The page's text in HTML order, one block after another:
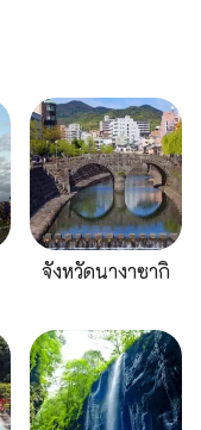
จังหวัดนางาซากิ